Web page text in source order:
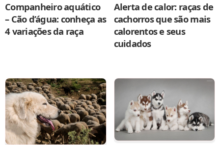
Companheiro aquático
– Cão d’água: conheça as
4 variações da raça
Alerta de calor: raças de
cachorros que são mais
calorentos e seus
cuidados